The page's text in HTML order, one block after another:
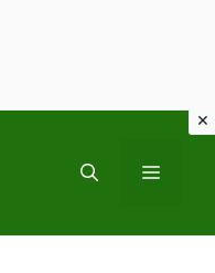
MENU